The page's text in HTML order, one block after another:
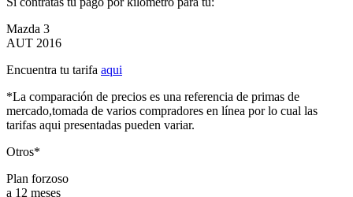
Mazda 3
AUT 2016
Encuentra tu tarifa aqui
*La comparación de precios es una referencia de primas de
mercado,tomada de varios compradores en línea por lo cual las
tarifas aqui presentadas pueden variar.
Otros*
Plan forzoso
a 12 meses